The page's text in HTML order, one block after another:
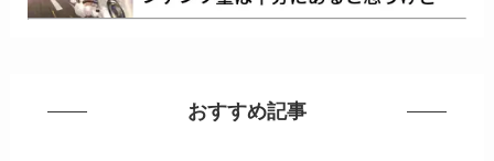
おすすめ記事